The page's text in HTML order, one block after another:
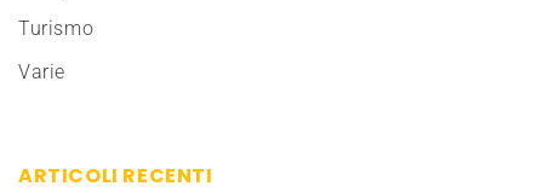
Turismo
Varie
ARTICOLI RECENTI